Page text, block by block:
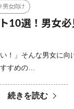
男女向け
10選！男女
！」そんな男女に
すめの…
続きを読む